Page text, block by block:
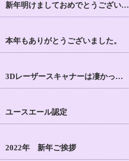
新年明けましておめでとうございます。
本年もありがとうございました。
3Dレーザースキャナーは凄かった！！
ユースエール認定
2022年 新年ご挨拶